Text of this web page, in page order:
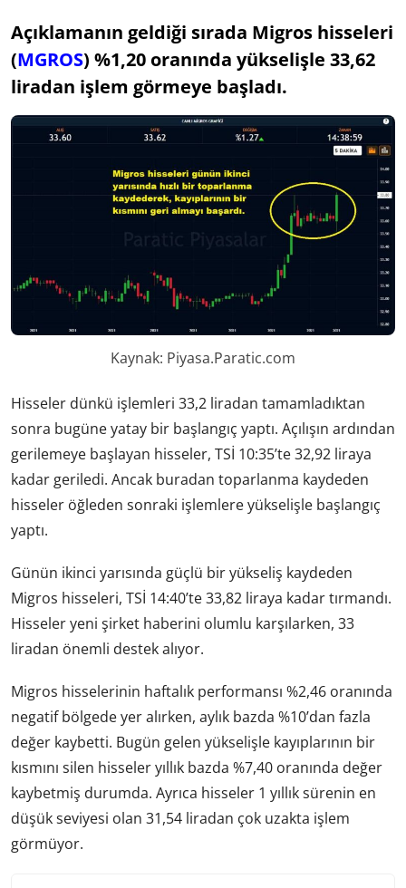
Açıklamanın geldiği sırada Migros hisseleri
(MGROS) %1,20 oranında yükselişle 33,62
liradan işlem görmeye başladı.
Kaynak: Piyasa.Paratic.com
Hisseler dünkü işlemleri 33,2 liradan tamamladıktan
sonra bugüne yatay bir başlangıç yaptı. Açılışın ardından
gerilemeye başlayan hisseler, TSİ 10:35’te 32,92 liraya
kadar geriledi. Ancak buradan toparlanma kaydeden
hisseler öğleden sonraki işlemlere yükselişle başlangıç
yaptı.
Günün ikinci yarısında güçlü bir yükseliş kaydeden
Migros hisseleri, TSİ 14:40’te 33,82 liraya kadar tırmandı.
Hisseler yeni şirket haberini olumlu karşılarken, 33
liradan önemli destek alıyor.
Migros hisselerinin haftalık performansı %2,46 oranında
negatif bölgede yer alırken, aylık bazda %10’dan fazla
değer kaybetti. Bugün gelen yükselişle kayıplarının bir
kısmını silen hisseler yıllık bazda %7,40 oranında değer
kaybetmiş durumda. Ayrıca hisseler 1 yıllık sürenin en
düşük seviyesi olan 31,54 liradan çok uzakta işlem
görmüyor.